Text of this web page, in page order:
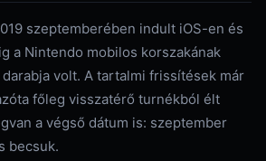
szeptemberében indult iOS-en és
a Nintendo mobilos korszakának
volt. A tartalmi frissítések már
főleg visszatérő turnékból élt
a végső dátum is: szeptember
becsuk.